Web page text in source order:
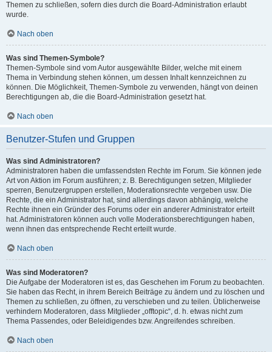
Themen zu schließen, sofern dies durch die Board-Administration erlaubt
wurde.
Nach oben
Was sind Themen-Symbole?
Themen-Symbole sind vom Autor ausgewählte Bilder, welche mit einem
Thema in Verbindung stehen können, um dessen Inhalt kennzeichnen zu
können. Die Möglichkeit, Themen-Symbole zu verwenden, hängt von deinen
Berechtigungen ab, die die Board-Administration gesetzt hat.
Nach oben
Benutzer-Stufen und Gruppen
Was sind Administratoren?
Administratoren haben die umfassendsten Rechte im Forum. Sie können jede
Art von Aktion im Forum ausführen; z. B. Berechtigungen setzen, Mitglieder
sperren, Benutzergruppen erstellen, Moderationsrechte vergeben usw. Die
Rechte, die ein Administrator hat, sind allerdings davon abhängig, welche
Rechte ihnen ein Gründer des Forums oder ein anderer Administrator erteilt
hat. Administratoren können auch volle Moderationsberechtigungen haben,
wenn ihnen das entsprechende Recht erteilt wurde.
Nach oben
Was sind Moderatoren?
Die Aufgabe der Moderatoren ist es, das Geschehen im Forum zu beobachten.
Sie haben das Recht, in ihrem Bereich Beiträge zu ändern und zu löschen und
Themen zu schließen, zu öffnen, zu verschieben und zu teilen. Üblicherweise
verhindern Moderatoren, dass Mitglieder „offtopic“, d. h. etwas nicht zum
Thema Passendes, oder Beleidigendes bzw. Angreifendes schreiben.
Nach oben